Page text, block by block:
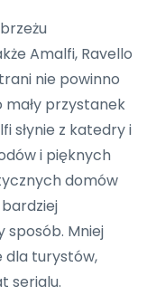
Amalfi, Ravello
nie powinno
przystanek
słynie z katedry i
i pięknych
domów
sposób. Mniej
dla turystów,
serialu.